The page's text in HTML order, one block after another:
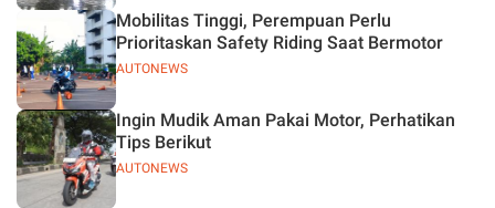
AUTONEWS
Mobilitas Tinggi, Perempuan Perlu
Prioritaskan Safety Riding Saat Bermotor
AUTONEWS
Ingin Mudik Aman Pakai Motor, Perhatikan
Tips Berikut